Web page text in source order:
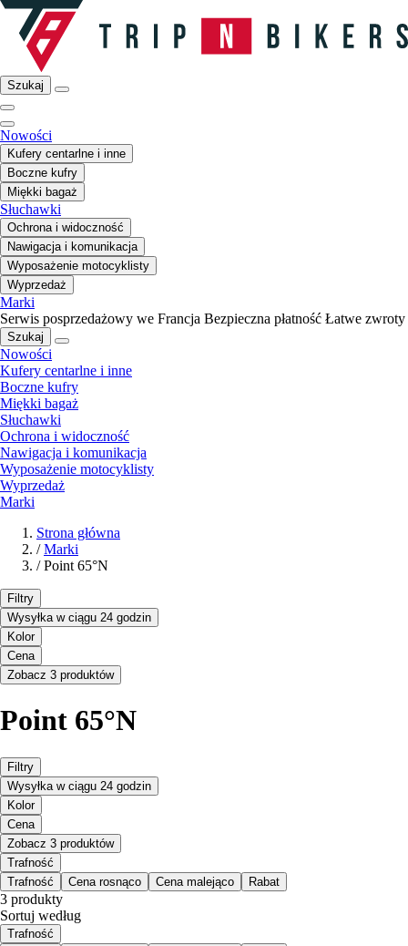
Szukaj
Nowości
Kufery centarlne i inne
Boczne kufry
Miękki bagaż
Słuchawki
Ochrona i widoczność
Nawigacja i komunikacja
Wyposażenie motocyklisty
Wyprzedaż
Marki
Serwis posprzedażowy we Francja Bezpieczna płatność Łatwe zwroty
Szukaj
Nowości
Kufery centarlne i inne
Boczne kufry
Miękki bagaż
Słuchawki
Ochrona i widoczność
Nawigacja i komunikacja
Wyposażenie motocyklisty
Wyprzedaż
Marki
Strona główna
/ Marki
/ Point 65°N
Filtry
Wysyłka w ciągu 24 godzin
Kolor
Cena
Zobacz 3 produktów
Point 65°N
Filtry
Wysyłka w ciągu 24 godzin
Kolor
Cena
Zobacz 3 produktów
Trafność
Trafność
Cena rosnąco Cena malejąco Rabat
3 produkty
Sortuj według
Trafność